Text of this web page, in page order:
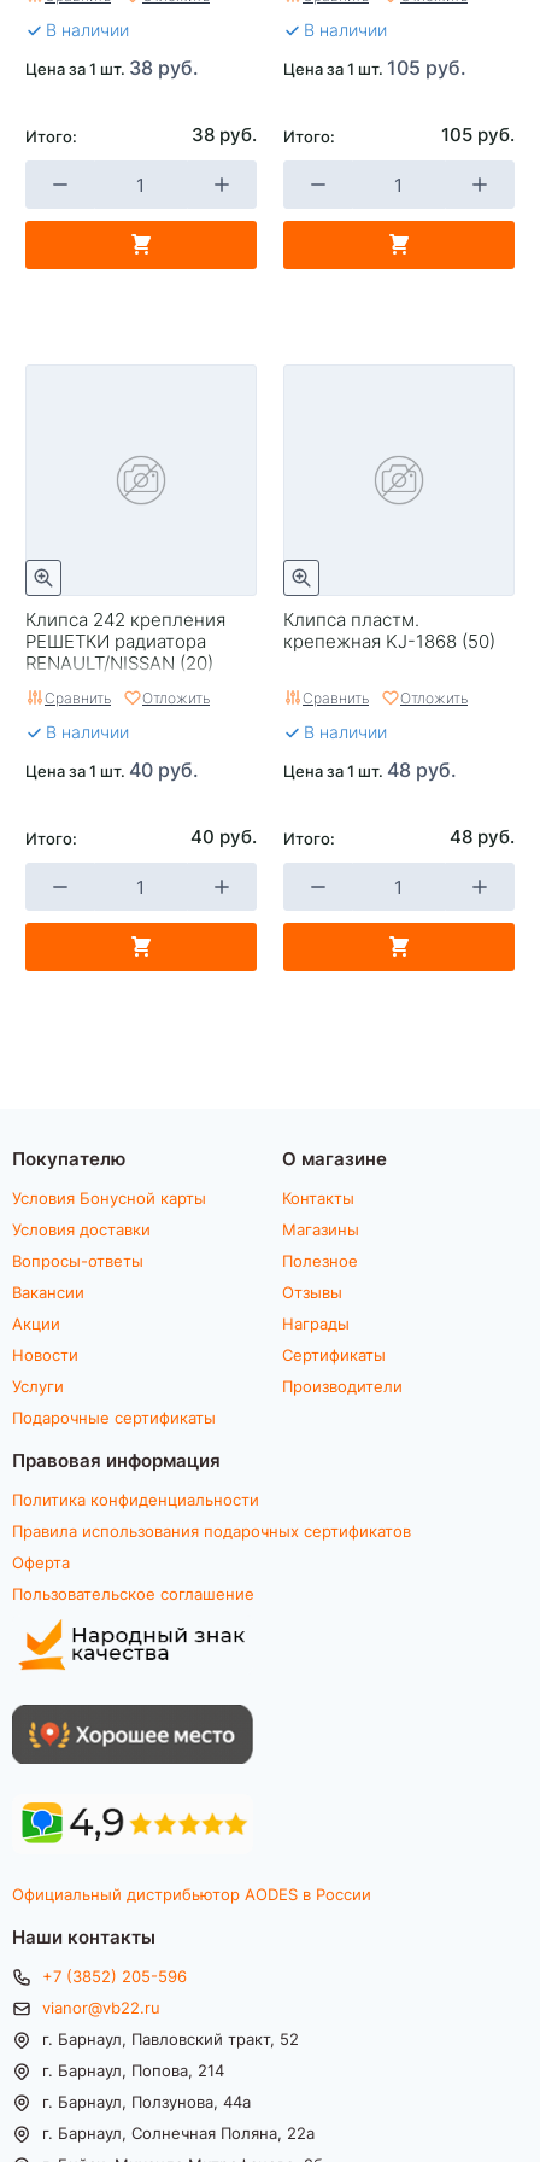
В наличии
Цена за 1 шт. 38 руб.
Итого: 38 руб.
В наличии
Цена за 1 шт. 105 руб.
Итого: 105 руб.
Клипса 242 крепления
РЕШЕТКИ радиатора
RENAULT/NISSAN (20)
Сравнить Отложить
В наличии
Цена за 1 шт. 40 руб.
Итого: 40 руб.
Клипса пластм.
крепежная KJ-1868 (50)
Сравнить Отложить
В наличии
Цена за 1 шт. 48 руб.
Итого: 48 руб.
Покупателю
Условия Бонусной карты
Условия доставки
Вопросы-ответы
Вакансии
Акции
Новости
Услуги
Подарочные сертификаты
О магазине
Контакты
Магазины
Полезное
Отзывы
Награды
Сертификаты
Производители
Правовая информация
Политика конфиденциальности
Правила использования подарочных сертификатов
Оферта
Пользовательское соглашение
Официальный дистрибьютор AODES в России
Наши контакты
+7 (3852) 205-596
vianor@vb22.ru
г. Барнаул, Павловский тракт, 52
г. Барнаул, Попова, 214
г. Барнаул, Ползунова, 44а
г. Барнаул, Солнечная Поляна, 22а